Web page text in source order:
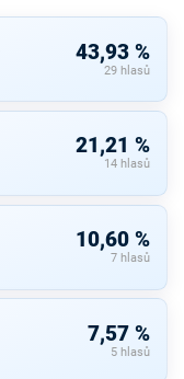
43,93 %
29 hlasů
21,21 %
14 hlasů
10,60 %
7 hlasů
7,57 %
5 hlasů